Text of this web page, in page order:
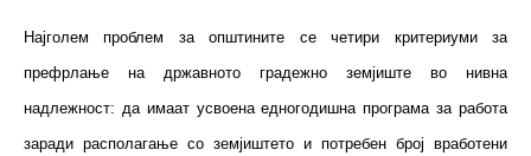
Најголем проблем за општините се четири критериуми за
префрлање на државното градежно земјиште во нивна
надлежност: да имаат усвоена едногодишна програма за работа
заради располагање со земјиштето и потребен број вработени